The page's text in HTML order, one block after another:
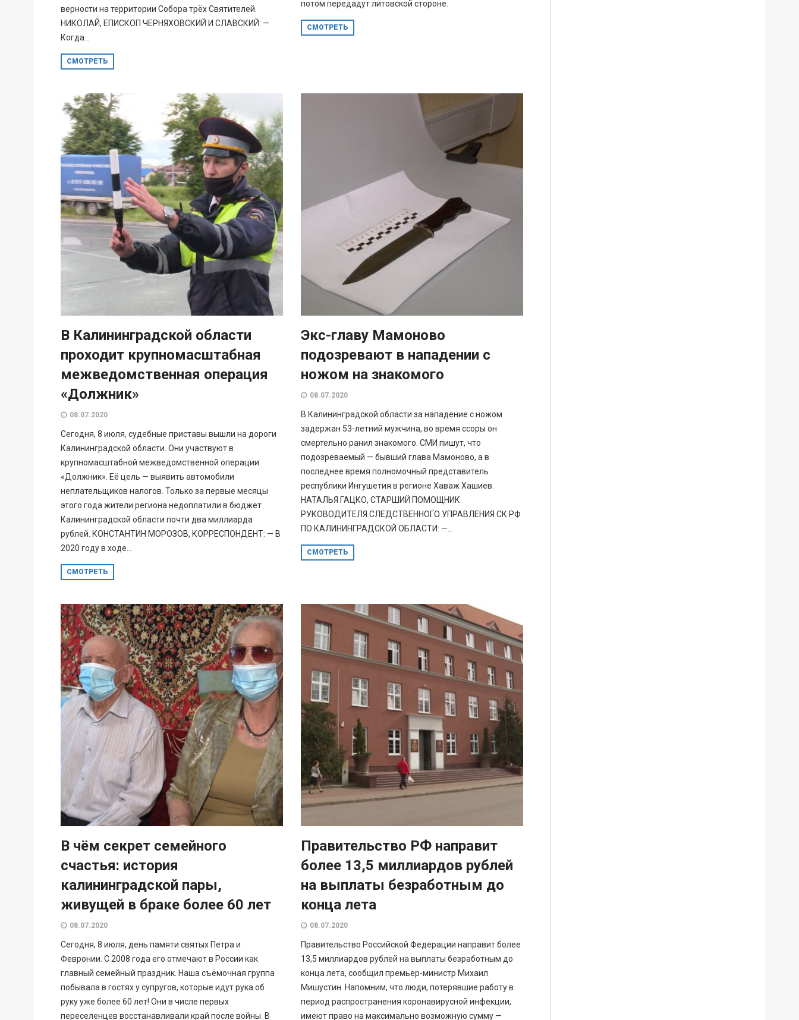
верности на территории Собора трёх Святителей.
НИКОЛАЙ, ЕПИСКОП ЧЕРНЯХОВСКИЙ И СЛАВСКИЙ: —
Когда...
СМОТРЕТЬ
потом передадут литовской стороне.
СМОТРЕТЬ
В Калининградской области
проходит крупномасштабная
межведомственная операция
«Должник»
08.07.2020
Сегодня, 8 июля, судебные приставы вышли на дороги
Калининградской области. Они участвуют в
крупномасштабной межведомственной операции
«Должник». Её цель — выявить автомобили
неплательщиков налогов. Только за первые месяцы
этого года жители региона недоплатили в бюджет
Калининградской области почти два миллиарда
рублей. КОНСТАНТИН МОРОЗОВ, КОРРЕСПОНДЕНТ: — В
2020 году в ходе...
СМОТРЕТЬ
Экс-главу Мамоново
подозревают в нападении с
ножом на знакомого
08.07.2020
В Калининградской области за нападение с ножом
задержан 53-летний мужчина, во время ссоры он
смертельно ранил знакомого. СМИ пишут, что
подозреваемый — бывший глава Мамоново, а в
последнее время полномочный представитель
республики Ингушетия в регионе Хаваж Хашиев.
НАТАЛЬЯ ГАЦКО, СТАРШИЙ ПОМОЩНИК
РУКОВОДИТЕЛЯ СЛЕДСТВЕННОГО УПРАВЛЕНИЯ СК РФ
ПО КАЛИНИНГРАДСКОЙ ОБЛАСТИ: —...
СМОТРЕТЬ
В чём секрет семейного
счастья: история
калининградской пары,
живущей в браке более 60 лет
08.07.2020
Сегодня, 8 июля, день памяти святых Петра и
Февронии. С 2008 года его отмечают в России как
главный семейный праздник. Наша съёмочная группа
побывала в гостях у супругов, которые идут рука об
руку уже более 60 лет! Они в числе первых
переселенцев восстанавливали край после войны. В
Правительство РФ направит
более 13,5 миллиардов рублей
на выплаты безработным до
конца лета
08.07.2020
Правительство Российской Федерации направит более
13,5 миллиардов рублей на выплаты безработным до
конца лета, сообщил премьер-министр Михаил
Мишустин. Напомним, что люди, потерявшие работу в
период распространения коронавирусной инфекции,
имеют право на максимально возможную сумму —